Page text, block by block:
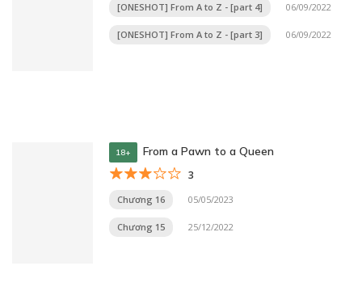
[ONESHOT] From A to Z - [part 4] 06/09/2022
[ONESHOT] From A to Z - [part 3] 06/09/2022
18+ From a Pawn to a Queen
3
Chương 16 05/05/2023
Chương 15 25/12/2022